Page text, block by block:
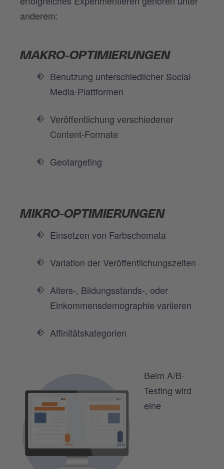
anderem:
MAKRO-OPTIMIERUNGEN
Benutzung unterschiedlicher Social-
Media-Plattformen
Veröffentlichung verschiedener
Content-Formate
Geotargeting
MIKRO-OPTIMIERUNGEN
Einsetzen von Farbschemata
Variation der Veröffentlichungszeiten
Alters-, Bildungsstands-, oder
Einkommensdemographie variieren
Affinitätskategorien
Beim A/B-
Testing wird
eine